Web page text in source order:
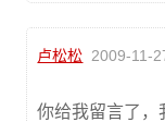
卢松松 2009-11-
你给我留言了，